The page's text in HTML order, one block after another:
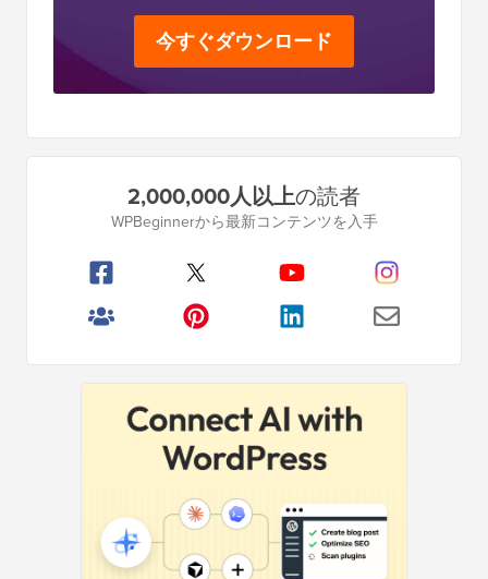
今すぐダウンロード
イ
2,000,000人以上の読者
WPBeginnerから最新コンテンツを入手